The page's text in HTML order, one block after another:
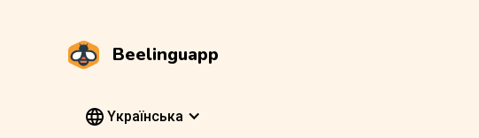
Beelinguapp
Yкраїнська